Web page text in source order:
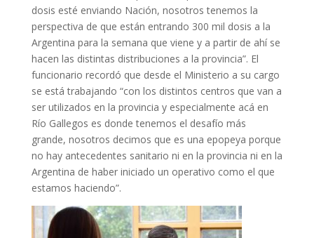
dosis esté enviando Nación, nosotros tenemos la
perspectiva de que están entrando 300 mil dosis a la
Argentina para la semana que viene y a partir de ahí se
hacen las distintas distribuciones a la provincia”. El
funcionario recordó que desde el Ministerio a su cargo
se está trabajando “con los distintos centros que van a
ser utilizados en la provincia y especialmente acá en
Río Gallegos es donde tenemos el desafío más
grande, nosotros decimos que es una epopeya porque
no hay antecedentes sanitario ni en la provincia ni en la
Argentina de haber iniciado un operativo como el que
estamos haciendo”.